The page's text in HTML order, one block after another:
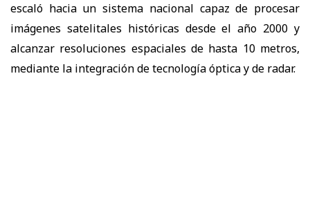
escaló hacia un sistema nacional capaz de procesar
imágenes satelitales históricas desde el año 2000 y
alcanzar resoluciones espaciales de hasta 10 metros,
mediante la integración de tecnología óptica y de radar.